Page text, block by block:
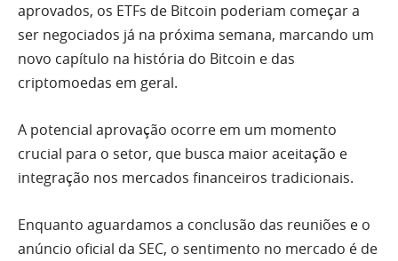
aprovados, os ETFs de Bitcoin poderiam começar a
ser negociados já na próxima semana, marcando um
novo capítulo na história do Bitcoin e das
criptomoedas em geral.
A potencial aprovação ocorre em um momento
crucial para o setor, que busca maior aceitação e
integração nos mercados financeiros tradicionais.
Enquanto aguardamos a conclusão das reuniões e o
anúncio oficial da SEC, o sentimento no mercado é de